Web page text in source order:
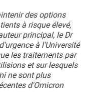
des options
à risque élevé,
principal, le Dr
à l'Université
les traitements par
et sur lesquels
ne sont plus
d'Omicron